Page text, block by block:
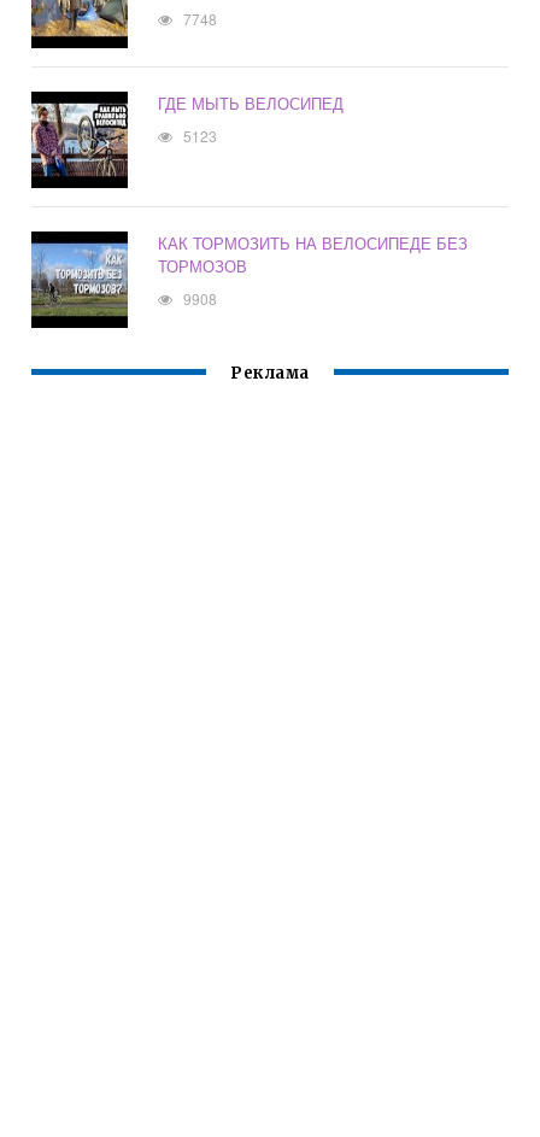
7748
ГДЕ МЫТЬ ВЕЛОСИПЕД
5123
КАК ТОРМОЗИТЬ НА ВЕЛОСИПЕДЕ БЕЗ
ТОРМОЗОВ
9908
Реклама